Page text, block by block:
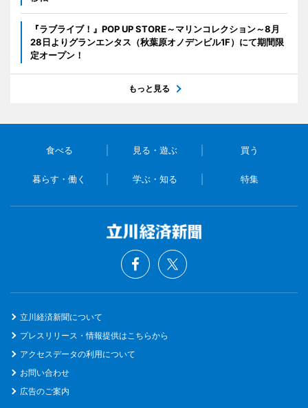
『ラブライブ！』POP UP STORE～マリンコレクション～8月
28日よりグランエンタス（秋葉原オノデンビル1F）にて期間限
定オープン！
もっと見る
食べる 見る・遊ぶ 買う
暮らす・働く 学ぶ・知る 特集
立川経済新聞について
プレスリリース・情報提供はこちらから
アクセスデータの利用について
お問い合わせ
広告のご案内